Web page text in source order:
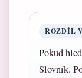
ROZDÍL
Pokud
Slovník.